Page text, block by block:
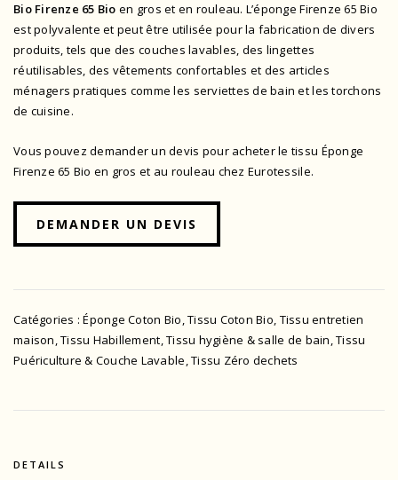
Bio Firenze 65 Bio en gros et en rouleau. L’éponge Firenze 65 Bio
est polyvalente et peut être utilisée pour la fabrication de divers
produits, tels que des couches lavables, des lingettes
réutilisables, des vêtements confortables et des articles
ménagers pratiques comme les serviettes de bain et les torchons
de cuisine.
Vous pouvez demander un devis pour acheter le tissu Éponge
Firenze 65 Bio en gros et au rouleau chez Eurotessile.
DEMANDER UN DEVIS
Catégories :Éponge Coton Bio,Tissu Coton Bio, Tissu entretien
maison,Tissu Habillement,Tissu hygiène & salle de bain,Tissu
Puériculture & Couche Lavable,Tissu Zéro dechets
DETAILS